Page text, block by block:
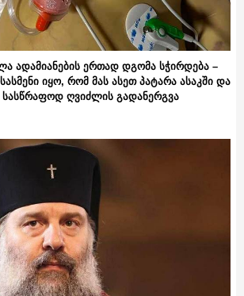
ადამიანების ერთად დგომა სჭირდება –
იყო, რომ მას ასეთ პატარა ასაკში და
სასწრაფოდ ღვიძლის გადანერგვა